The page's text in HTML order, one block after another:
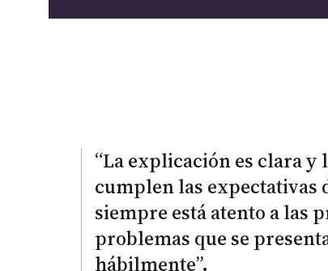
“La explicación es clara y
cumplen las expectativas
siempre está atento a las
problemas que se
hábilmente”.